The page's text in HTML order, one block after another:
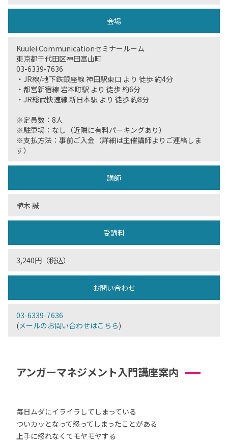
会場
Kuulei Communicationセミナールーム
東京都千代田区神田富山町
03-6339-7636
・JR線/地下鉄銀座線 神田駅東口 より 徒歩 約4分
・都営新宿線 岩本町駅 より 徒歩 約6分
・JR総武快速線 新日本駅 より 徒歩 約8分
※定員数：8人
※駐車場：なし（近隣に有料パーキングあり）
※支払方法：事前ご入金（詳細は主催講師よりご連絡しま
す）
講師
植木 誠
受講料
3,240円（税込）
お問い合わせ
03-6339-7636
(メールのお問い合わせはこちら)
アンガーマネジメント入門講座案内
毎日ムダにイライラしてしまっている
ついカッとなって怒ってしまったことがある
上手に怒れなくてモヤモヤする